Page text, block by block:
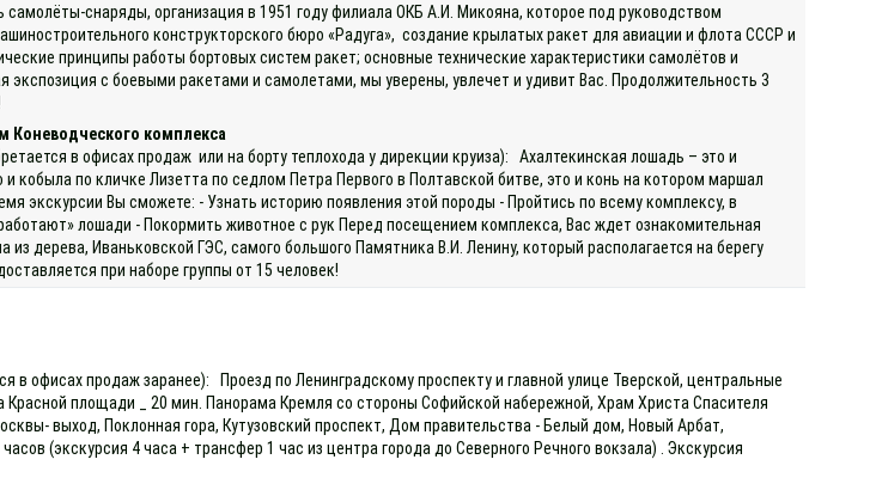
снаряды, организация в 1951 году филиала ОКБ А.И. Микояна, которое под руководством
конструкторского бюро «Радуга», создание крылатых ракет для авиации и флота СССР и
принципы работы бортовых систем ракет; основные технические характеристики самолётов и
экспозиция с боевыми ракетами и самолетами, мы уверены, увлечет и удивит Вас. Продолжительность 3
Коневодческого комплекса
в офисах продаж или на борту теплохода у дирекции круиза): Ахалтекинская лошадь – это и
по кличке Лизетта по седлом Петра Первого в Полтавской битве, это и конь на котором маршал
экскурсии Вы сможете: - Узнать историю появления этой породы - Пройтись по всему комплексу, в
лошади - Покормить животное с рук Перед посещением комплекса, Вас ждет ознакомительная
дерева, Иваньковской ГЭС, самого большого Памятника В.И. Ленину, который располагается на берегу
при наборе группы от 15 человек!
в офисах продаж заранее): Проезд по Ленинградскому проспекту и главной улице Тверской, центральные
площади _ 20 мин. Панорама Кремля со стороны Софийской набережной, Храм Христа Спасителя
выход, Поклонная гора, Кутузовский проспект, Дом правительства - Белый дом, Новый Арбат,
(экскурсия 4 часа + трансфер 1 час из центра города до Северного Речного вокзала) . Экскурсия